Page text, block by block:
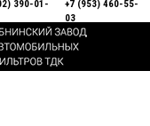
390-01-
+7 (953) 460-55-
03